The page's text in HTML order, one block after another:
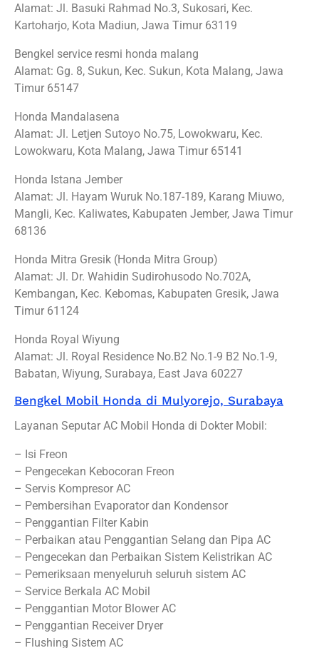
Alamat: Jl. Basuki Rahmad No.3, Sukosari, Kec.
Kartoharjo, Kota Madiun, Jawa Timur 63119
Bengkel service resmi honda malang
Alamat: Gg. 8, Sukun, Kec. Sukun, Kota Malang, Jawa
Timur 65147
Honda Mandalasena
Alamat: Jl. Letjen Sutoyo No.75, Lowokwaru, Kec.
Lowokwaru, Kota Malang, Jawa Timur 65141
Honda Istana Jember
Alamat: Jl. Hayam Wuruk No.187-189, Karang Miuwo,
Mangli, Kec. Kaliwates, Kabupaten Jember, Jawa Timur
68136
Honda Mitra Gresik (Honda Mitra Group)
Alamat: Jl. Dr. Wahidin Sudirohusodo No.702A,
Kembangan, Kec. Kebomas, Kabupaten Gresik, Jawa
Timur 61124
Honda Royal Wiyung
Alamat: Jl. Royal Residence No.B2 No.1-9 B2 No.1-9,
Babatan, Wiyung, Surabaya, East Java 60227
Bengkel Mobil Honda di Mulyorejo, Surabaya
Layanan Seputar AC Mobil Honda di Dokter Mobil:
– Isi Freon
– Pengecekan Kebocoran Freon
– Servis Kompresor AC
– Pembersihan Evaporator dan Kondensor
– Penggantian Filter Kabin
– Perbaikan atau Penggantian Selang dan Pipa AC
– Pengecekan dan Perbaikan Sistem Kelistrikan AC
– Pemeriksaan menyeluruh seluruh sistem AC
– Service Berkala AC Mobil
– Penggantian Motor Blower AC
– Penggantian Receiver Dryer
– Flushing Sistem AC